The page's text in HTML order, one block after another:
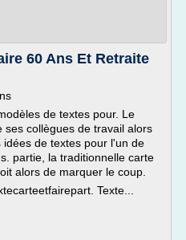
60 Ans Et Retraite
de textes pour. Le
collègues de travail alors
de textes pour l'un de
partie, la traditionnelle carte
alors de marquer le coup.
Texte...